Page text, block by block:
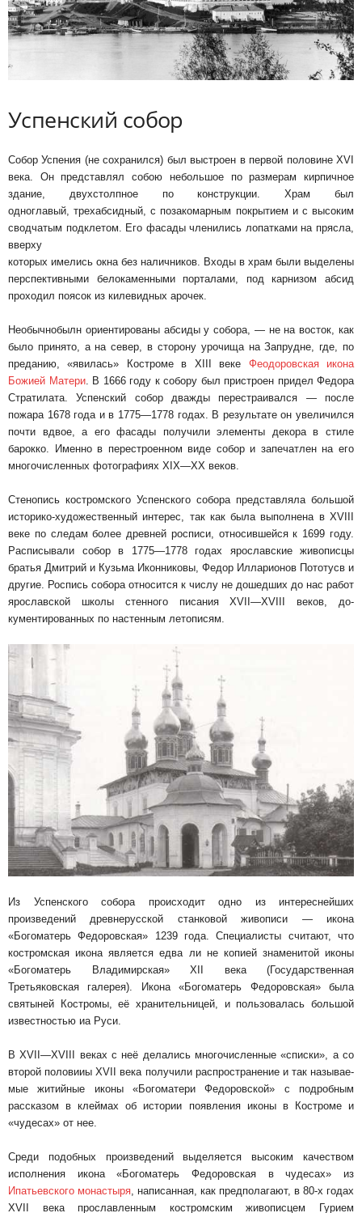
Успенский собор
Собор Успения (не сохранился) был выстроен в первой половине XVI
века. Он представлял собою небольшое по размерам кирпичное
здание, двухстолпное по конструкции. Храм был
одноглавый, трехабсидный, с позакомарным покрытием и с высоким
сводчатым подклетом. Его фасады членились лопатками на прясла,
вверху
которых имелись окна без наличников. Входы в храм были выделены
перспективными белокаменными порталами, под карнизом абсид
проходил поясок из килевидных арочек.
Необычнобылн ориентированы абсиды у собора, — не на восток, как
было принято, а на север, в сторону урочища на Запрудне, где, по
преданию, «явилась» Костроме в XIII веке Феодоровская икона
Божией Матери. В 1666 году к собору был пристроен придел Федора
Стратилата. Успенский собор дважды перестраивался — после
пожара 1678 года и в 1775—1778 годах. В результате он увеличился
почти вдвое, а его фасады получили элементы декора в стиле
барокко. Именно в перестроенном виде собор и запечатлен на его
многочисленных фотографиях XIX—XX веков.
Стенопись костромского Успенского собора представляла большой
историко-художествен­ный интерес, так как была выполнена в XVIII
веке по следам более древней росписи, от­носившейся к 1699 году.
Расписывали собор в 1775—1778 годах ярославские живописцы
братья Дмитрий и Кузьма Иконниковы, Федор Илларио­нов Пототусв и
другие. Роспись собора относится к числу не дошедших до нас работ
ярославской школы стенного писания XVII—XVIII веков, до­
кументированных по настенным летописям.
Из Успенского собора происходит одно из интереснейших
произведений древнерусской станковой живописи — икона
«Богоматерь Федо­ровская» 1239 года. Специалисты считают, что
костромская икона является едва ли не копией знаменитой иконы
«Богоматерь Владимирская» XII века (Государственная
Третьяковская гале­рея). Икона «Богоматерь Федоровская» была
святыней Костромы, её хранительницей, и пользовалась большой
известностью иа Руси.
В XVII—XVIII веках с неё делались многочис­ленные «списки», а со
второй половииы XVII века получили распространение и так называе­
мые житийные иконы «Богоматери Федоров­ской» с подробным
рассказом в клеймах об исто­рии появления иконы в Костроме и
«чудесах» от нее.
Среди подобных произведений выделяется высоким качеством
исполнения икона «Богома­терь Федоровская в чудесах» из
Ипатьевского монастыря , написанная, как предполагают, в 80-х годах
XVII века прославленным костромским живо­писцем Гурием